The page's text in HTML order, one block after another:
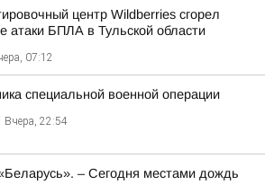
центр Wildberries сгорел
атаки БПЛА в Тульской области
07:12
специальной военной операции
Вчера, 22:54
– Сегодня местами дождь